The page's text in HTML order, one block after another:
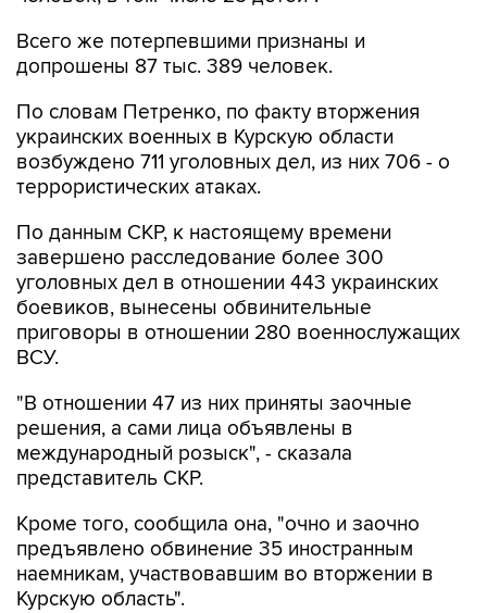
Всего же потерпевшими признаны и
допрошены 87 тыс. 389 человек.
По словам Петренко, по факту вторжения
украинских военных в Курскую области
возбуждено 711 уголовных дел, из них 706 - о
террористических атаках.
По данным СКР, к настоящему времени
завершено расследование более 300
уголовных дел в отношении 443 украинских
боевиков, вынесены обвинительные
приговоры в отношении 280 военнослужащих
ВСУ.
"В отношении 47 из них приняты заочные
решения, а сами лица объявлены в
международный розыск", - сказала
представитель СКР.
Кроме того, сообщила она, "очно и заочно
предъявлено обвинение 35 иностранным
наемникам, участвовавшим во вторжении в
Курскую область".